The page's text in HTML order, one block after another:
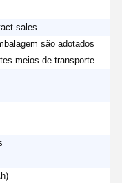
sales
são adotados
meios de transporte.